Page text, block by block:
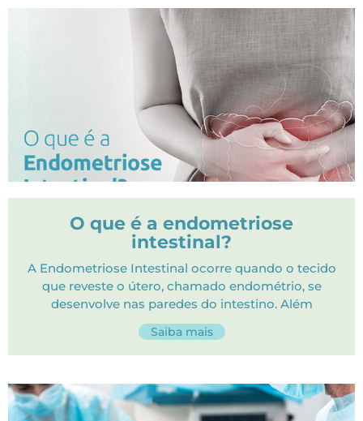
O que é a endometriose
intestinal?
A Endometriose Intestinal ocorre quando o tecido
que reveste o útero, chamado endométrio, se
desenvolve nas paredes do intestino. Além
Saiba mais